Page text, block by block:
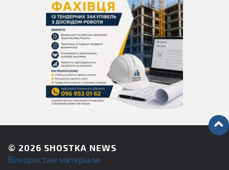
© 2026 SHOSTKA NEWS
Використані матеріали